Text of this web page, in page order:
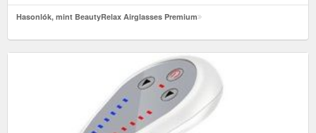
Hasonlók, mint BeautyRelax Airglasses Premium